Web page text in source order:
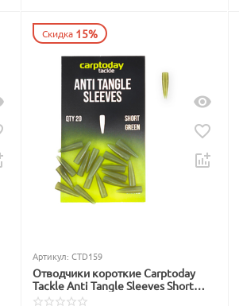
Скидка 15%
Артикул: CTD159
Отводчики короткие Carptoday
Tackle Anti Tangle Sleeves Short
зелёные